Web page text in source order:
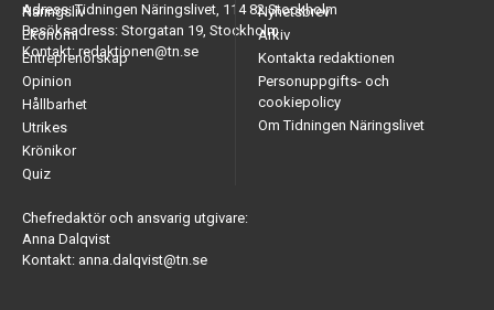
Adress: Tidningen Näringslivet, 114 82 Stockholm
Besöksadress: Storgatan 19, Stockholm
Kontakt: redaktionen@tn.se
Näringsliv
Ekonomi
Entreprenörskap
Opinion
Hållbarhet
Utrikes
Krönikor
Quiz
Nyhetsbrev
Arkiv
Kontakta redaktionen
Personuppgifts- och
cookiepolicy
Om Tidningen Näringslivet
Chefredaktör och ansvarig utgivare:
Anna Dalqvist
Kontakt: anna.dalqvist@tn.se